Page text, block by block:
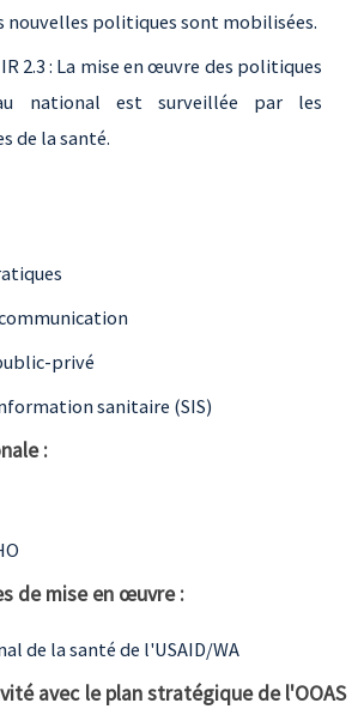
nouvelles politiques sont mobilisées.
2.3 : La mise en œuvre des politiques
national est surveillée par les
de la santé.
privé
sanitaire (SIS)
:
de mise en œuvre :
de la santé de l'USAID/WA
avec le plan stratégique de l'OOAS